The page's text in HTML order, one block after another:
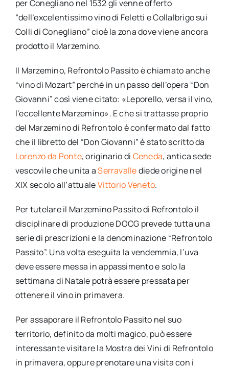
per Conegliano nel 1532 gli venne offerto
“dell’excelentissimo vino di Feletti e Collalbrigo sui
Colli di Conegliano” cioè la zona dove viene ancora
prodotto il Marzemino.
Il Marzemino, Refrontolo Passito è chiamato anche
“vino di Mozart” perché in un passo dell’opera “Don
Giovanni” così viene citato: «Leporello, versa il vino,
l’eccellente Marzemino». E che si trattasse proprio
del Marzemino di Refrontolo è confermato dal fatto
che il libretto del “Don Giovanni” è stato scritto da
Lorenzo da Ponte, originario di Ceneda, antica sede
vescovile che unita aSerravallediede origine nel
XIX secolo all’attualeVittorio Veneto.
Per tutelare il Marzemino Passito di Refrontolo il
disciplinare di produzione DOCG prevede tutta una
serie di prescrizioni e la denominazione “Refrontolo
Passito”. Una volta eseguita la vendemmia, l’uva
deve essere messa in appassimento e solo la
settimana di Natale potrà essere pressata per
ottenere il vino in primavera.
Per assaporare il Refrontolo Passito nel suo
territorio, definito da molti magico, può essere
interessante visitare la Mostra dei Vini di Refrontolo
in primavera, oppure prenotare una visita con i